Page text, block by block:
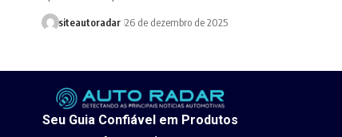
siteautoradar 26 de dezembro de 2025
Seu Guia Confiável em Produtos